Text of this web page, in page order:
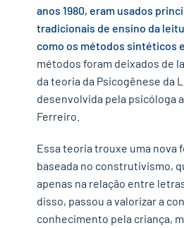
garantindo o acesso ao ensino
práticas pedagógicas para
habilidades de leitura e escrita
alfabetização e letramento
acadêmico
anos 1980, eram usados
tradicionais de ensino da
como os métodos sintéticos
métodos foram deixados de
da teoria da Psicogênese da
desenvolvida pela psicóloga
Ferreiro.
Essa teoria trouxe uma nova
baseada no construtivismo,
apenas na relação entre
disso, passou a valorizar a
conhecimento pela criança,